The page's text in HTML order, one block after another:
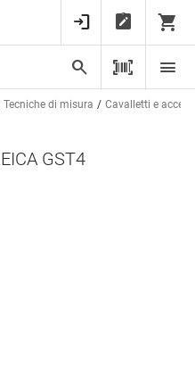
Tecniche di misura Cavalletti e
GST4